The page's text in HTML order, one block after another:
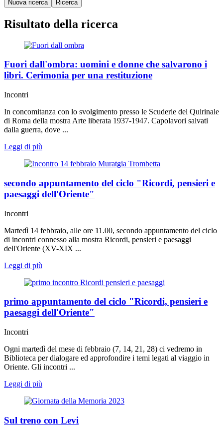
Risultato della ricerca
Fuori dall'ombra: uomini e donne che salvarono i
libri. Cerimonia per una restituzione
Incontri
In concomitanza con lo svolgimento presso le Scuderie del Quirinale
di Roma della mostra Arte liberata 1937-1947. Capolavori salvati
dalla guerra, dove ...
Leggi di più
secondo appuntamento del ciclo "Ricordi, pensieri e
paesaggi dell'Oriente"
Incontri
Martedì 14 febbraio, alle ore 11.00, secondo appuntamento del ciclo
di incontri connesso alla mostra Ricordi, pensieri e paesaggi
dell'Oriente (XV-XIX ...
Leggi di più
primo appuntamento del ciclo "Ricordi, pensieri e
paesaggi dell'Oriente"
Incontri
Ogni martedì del mese di febbraio (7, 14, 21, 28) ci vedremo in
Biblioteca per dialogare ed approfondire i temi legati al viaggio in
Oriente. Gli incontri ...
Leggi di più
Sul treno con Levi